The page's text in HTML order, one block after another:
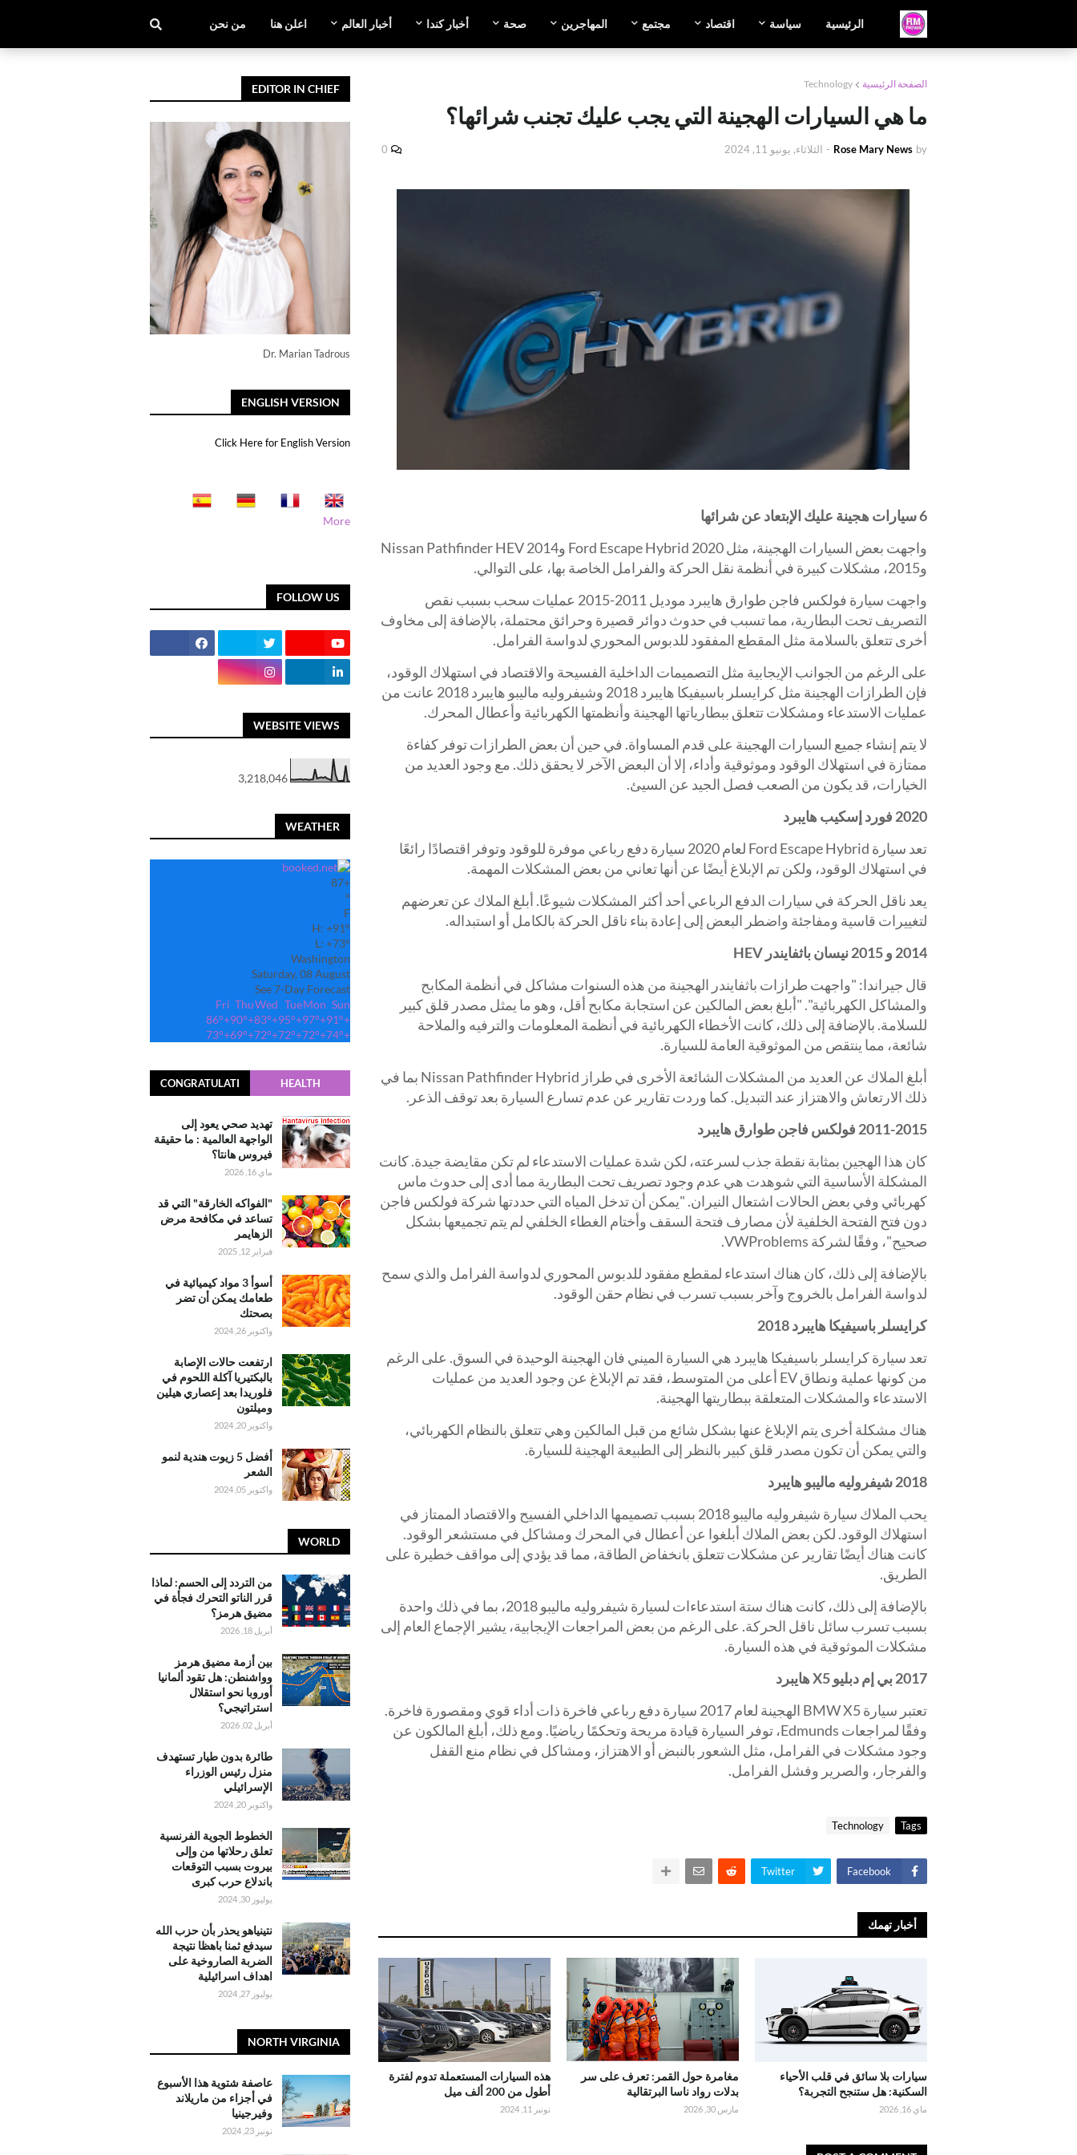
الرئيسية سياسة اقتصاد مجتمع المهاجرين صحة أخبار كندا أخبار العالم اعلن هنا من نحن
الصفحة الرئيسية Technology
ما هي السيارات الهجينة التي يجب عليك تجنب شرائها؟
by
Rose Mary News
- الثلاثاء, يونيو 11, 2024 0
6 سيارات هجينة عليك الإبتعاد عن شرائها
واجهت بعض السيارات الهجينة، مثل Ford Escape Hybrid 2020 وNissan Pathfinder HEV 2014
و2015، مشكلات كبيرة في أنظمة نقل الحركة والفرامل الخاصة بها، على التوالي.
واجهت سيارة فولكس فاجن طوارق هايبرد موديل 2011-2015 عمليات سحب بسبب نقص
التصريف تحت البطارية، مما تسبب في حدوث دوائر قصيرة وحرائق محتملة، بالإضافة إلى مخاوف
أخرى تتعلق بالسلامة مثل المقطع المفقود للدبوس المحوري لدواسة الفرامل.
على الرغم من الجوانب الإيجابية مثل التصميمات الداخلية الفسيحة والاقتصاد في استهلاك الوقود،
فإن الطرازات الهجينة مثل كرايسلر باسيفيكا هايبرد 2018 وشيفروليه ماليبو هايبرد 2018 عانت من
عمليات الاستدعاء ومشكلات تتعلق ببطارياتها الهجينة وأنظمتها الكهربائية وأعطال المحرك.
لا يتم إنشاء جميع السيارات الهجينة على قدم المساواة. في حين أن بعض الطرازات توفر كفاءة
ممتازة في استهلاك الوقود وموثوقية وأداء، إلا أن البعض الآخر لا يحقق ذلك. مع وجود العديد من
الخيارات، قد يكون من الصعب فصل الجيد عن السيئ.
2020 فورد إسكيب هايبرد
تعد سيارة Ford Escape Hybrid لعام 2020 سيارة دفع رباعي موفرة للوقود وتوفر اقتصادًا رائعًا
في استهلاك الوقود، ولكن تم الإبلاغ أيضًا عن أنها تعاني من بعض المشكلات المهمة.
يعد ناقل الحركة في سيارات الدفع الرباعي أحد أكثر المشكلات شيوعًا. أبلغ الملاك عن تعرضهم
لتغييرات قاسية ومفاجئة واضطر البعض إلى إعادة بناء ناقل الحركة بالكامل أو استبداله.
2014 و 2015 نيسان باثفايندر HEV
قال جيراندا: "واجهت طرازات باثفايندر الهجينة من هذه السنوات مشاكل في أنظمة المكابح
والمشاكل الكهربائية". "أبلغ بعض المالكين عن استجابة مكابح أقل، وهو ما يمثل مصدر قلق كبير
للسلامة. بالإضافة إلى ذلك، كانت الأخطاء الكهربائية في أنظمة المعلومات والترفيه والملاحة
شائعة، مما ينتقص من الموثوقية العامة للسيارة.
أبلغ الملاك عن العديد من المشكلات الشائعة الأخرى في طراز Nissan Pathfinder Hybrid بما في
ذلك الارتعاش والاهتزاز عند التبديل. كما وردت تقارير عن عدم تسارع السيارة بعد توقف الذعر.
2011-2015 فولكس فاجن طوارق هايبرد
كان هذا الهجين بمثابة نقطة جذب لسرعته، لكن شدة عمليات الاستدعاء لم تكن مقايضة جيدة. كانت
المشكلة الأساسية التي شوهدت هي عدم وجود تصريف تحت البطارية مما أدى إلى حدوث ماس
كهربائي وفي بعض الحالات اشتعال النيران. "يمكن أن تدخل المياه التي حددتها شركة فولكس فاجن
دون فتح الفتحة الخلفية لأن مصارف فتحة السقف وأختام الغطاء الخلفي لم يتم تجميعها بشكل
صحيح"، وفقًا لشركة VWProblems.
بالإضافة إلى ذلك، كان هناك استدعاء لمقطع مفقود للدبوس المحوري لدواسة الفرامل والذي سمح
لدواسة الفرامل بالخروج وآخر بسبب تسرب في نظام حقن الوقود.
كرايسلر باسيفيكا هايبرد 2018
تعد سيارة كرايسلر باسيفيكا هايبرد هي السيارة الميني فان الهجينة الوحيدة في السوق. على الرغم
من كونها عملية ونطاق EV أعلى من المتوسط، فقد تم الإبلاغ عن وجود العديد من عمليات
الاستدعاء والمشكلات المتعلقة ببطاريتها الهجينة.
هناك مشكلة أخرى يتم الإبلاغ عنها بشكل شائع من قبل المالكين وهي تتعلق بالنظام الكهربائي،
والتي يمكن أن تكون مصدر قلق كبير بالنظر إلى الطبيعة الهجينة للسيارة.
2018 شيفروليه ماليبو هايبرد
يحب الملاك سيارة شيفروليه ماليبو 2018 بسبب تصميمها الداخلي الفسيح والاقتصاد الممتاز في
استهلاك الوقود. لكن بعض الملاك أبلغوا عن أعطال في المحرك ومشاكل في مستشعر الوقود.
كانت هناك أيضًا تقارير عن مشكلات تتعلق بانخفاض الطاقة، مما قد يؤدي إلى مواقف خطيرة على
الطريق.
بالإضافة إلى ذلك، كانت هناك ستة استدعاءات لسيارة شيفروليه ماليبو 2018، بما في ذلك واحدة
بسبب تسرب سائل ناقل الحركة. على الرغم من بعض المراجعات الإيجابية، يشير الإجماع العام إلى
مشكلات الموثوقية في هذه السيارة.
2017 بي إم دبليو X5 هايبرد
تعتبر سيارة BMW X5 الهجينة لعام 2017 سيارة دفع رباعي فاخرة ذات أداء قوي ومقصورة فاخرة.
وفقًا لمراجعات Edmunds، توفر السيارة قيادة مريحة وتحكمًا رياضيًا. ومع ذلك، أبلغ المالكون عن
وجود مشكلات في الفرامل، مثل الشعور بالنبض أو الاهتزاز، ومشاكل في نظام منع القفل
والفرجار، والصرير وفشل الفرامل.
Tags
Technology
Facebook
Twitter
أخبار تهمك
سيارات بلا سائق في قلب الأحياء
السكنية: هل ستنجح التجربة؟
ماي 16, 2026
مغامرة حول القمر: تعرف على سر
بدلات رواد ناسا البرتقالية
مارس 30, 2026
هذه السيارات المستعملة تدوم لفترة
أطول من 200 ألف ميل
نونبر 11, 2024
EDITOR IN CHIEF
Dr. Marian Tadrous
ENGLISH VERSION
Click Here for English Version
More
FOLLOW US
WEBSITE VIEWS
3,218,046
WEATHER
+
87
°
F
H: +91°
L: +73°
Washington
Saturday, 08 August
See 7-Day Forecast
Sun
Mon
Tue
Wed
Thu
Fri
+
91°
+
97°
+
95°
+
83°
+
90°
+
86°
+
74°
+
72°
+
72°
+
72°
+
69°
+
73°
HEALTH
CONGRATULATI
تهديد صحي يعود إلى
الواجهة العالمية : ما حقيقة
فيروس هانتا؟
ماي 16, 2026
"الفواكه الخارقة" التي قد
تساعد في مكافحة مرض
الزهايمر
فبراير 12, 2025
أسوأ 3 مواد كيميائية في
طعامك يمكن أن تضر
بصحتك
واكتوبر 26, 2024
ارتفعت حالات الإصابة
بالبكتيريا آكلة اللحوم في
فلوريدا بعد إعصاري هيلين
وميلتون
واكتوبر 20, 2024
أفضل 5 زيوت هندية لنمو
الشعر
واكتوبر 05, 2024
WORLD
من التردد إلى الحسم: لماذا
قرر الناتو التحرك فجأة في
مضيق هرمز؟
أبريل 18, 2026
بين أزمة مضيق هرمز
وواشنطن: هل تقود ألمانيا
أوروبا نحو استقلال
استراتيجي؟
أبريل 02, 2026
طائرة بدون طيار تستهدف
منزل رئيس الوزراء
الإسرائيلي
واكتوبر 20, 2024
الخطوط الجوية الفرنسية
تعلق رحلاتها من وإلى
بيروت بسبب التوقعات
باندلاع حرب كبرى
يوليوز 30, 2024
نتينياهو يحذر بأن حزب الله
سيدفع ثمنا باهظا نتيجة
الضربة الصاروخية على
اهداف اسرائيلية
يوليوز 27, 2024
NORTH VIRGINIA
عاصفة شتوية هذا الأسبوع
في أجزاء من ماريلاند
وفيرجينيا
نونبر 23, 2024